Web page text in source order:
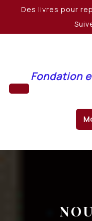
Des livres pour
Fondation